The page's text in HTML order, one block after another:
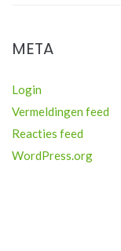
META
Login
Vermeldingen feed
Reacties feed
WordPress.org